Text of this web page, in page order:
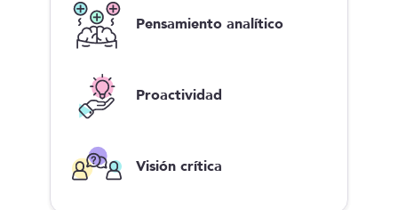
Pensamiento analítico
Proactividad
Visión crítica